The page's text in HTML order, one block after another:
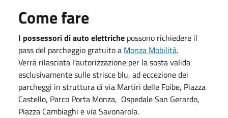
Come fare
I possessori di auto elettriche possono richiedere il
pass del parcheggio gratuito a Monza Mobilità.
Verrà rilasciata l'autorizzazione per la sosta valida
esclusivamente sulle strisce blu, ad eccezione dei
parcheggi in struttura di via Martiri delle Foibe, Piazza
Castello, Parco Porta Monza, Ospedale San Gerardo,
Piazza Cambiaghi e via Savonarola.